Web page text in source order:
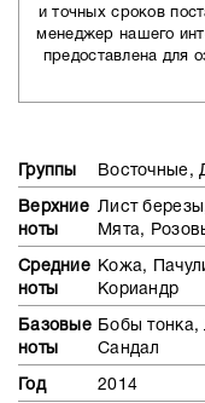
и точных сроков
менеджер нашего
предоставлена для
Группы Восточные,
Верхние
ноты
Лист
Мята,
Средние
ноты
Кожа,
Кориандр
Базовые
ноты
Бобы
Сандал
Год 2014